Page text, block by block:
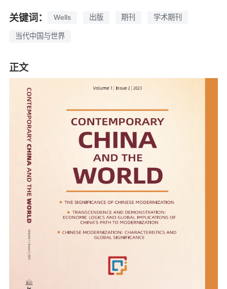
关键词： Wells 出版 期刊 学术期刊
当代中国与世界
正文